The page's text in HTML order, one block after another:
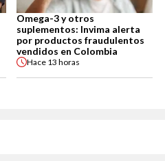
Omega-3 y otros
suplementos: Invima alerta
por productos fraudulentos
vendidos en Colombia
Hace 13 horas